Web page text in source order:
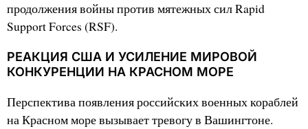
продолжения войны против мятежных сил Rapid
Support Forces (RSF).
РЕАКЦИЯ США И УСИЛЕНИЕ МИРОВОЙ
КОНКУРЕНЦИИ НА КРАСНОМ МОРЕ
Перспектива появления российских военных кораблей
на Красном море вызывает тревогу в Вашингтоне.